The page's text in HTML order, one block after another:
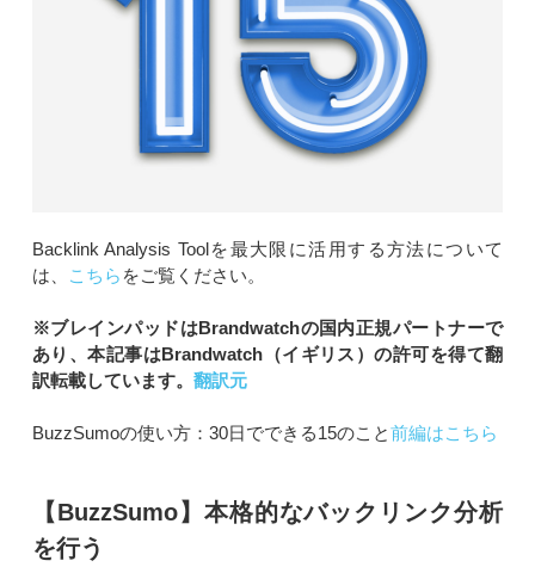
Backlink Analysis Toolを最大限に活用する方法について
は、
こちら をご覧ください。
※ブレインパッドはBrandwatchの国内正規パートナーで
あり、本記事はBrandwatch（イギリス）の許可を得て翻
訳転載しています。 翻訳元
BuzzSumoの使い方：30日でできる15のこと前編はこちら
【BuzzSumo】本格的なバックリンク分析
を行う